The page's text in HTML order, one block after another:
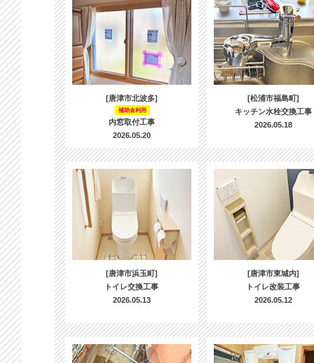
[唐津市北波多]
補助金利用
内窓取付工事
2026.05.20
[松浦市福島町]
キッチン水栓交換工事
2026.05.18
[唐津市浜玉町]
トイレ交換工事
2026.05.13
[唐津市東城内]
トイレ改装工事
2026.05.12